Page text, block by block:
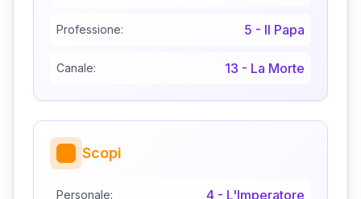
Professione: 5 - Il Papa
Canale: 13 - La Morte
Scopi
Personale: 4 - L'Imperatore